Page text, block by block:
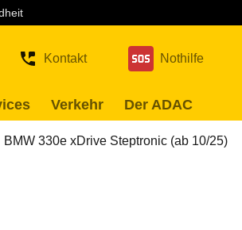
Kontakt Nothilfe
Verkehr Der ADAC
BMW 330e xDrive Steptronic (ab 10/25)